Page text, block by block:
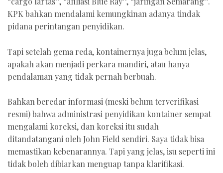
KPK bahkan mendalami kemungkinan adanya tindak
pidana perintangan penyidikan.
Tapi setelah gema reda, kontainernya juga belum jelas,
apakah akan menjadi perkara mandiri, atau hanya
pendalaman yang tidak pernah berbuah.
Bahkan beredar informasi (meski belum terverifikasi
resmi) bahwa administrasi penyidikan kontainer sempat
mengalami koreksi, dan koreksi itu sudah
ditandatangani oleh John Field sendiri. Saya tidak bisa
memastikan kebenarannya. Tapi yang jelas, isu seperti ini
tidak boleh dibiarkan menguap tanpa klarifikasi.